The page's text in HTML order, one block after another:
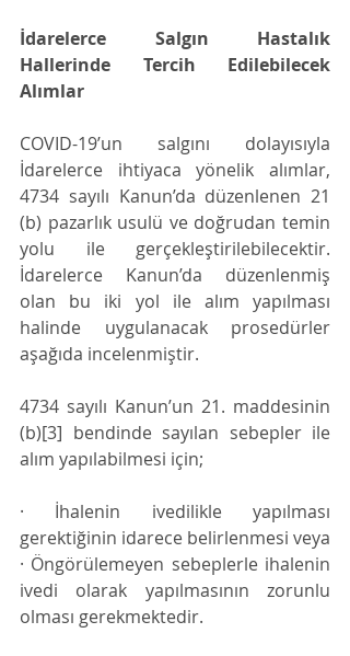
İdarelerce Salgın Hastalık
Hallerinde Tercih Edilebilecek
Alımlar
COVID-19’un salgını dolayısıyla
İdarelerce ihtiyaca yönelik alımlar,
4734 sayılı Kanun’da düzenlenen 21
(b) pazarlık usulü ve doğrudan temin
yolu ile gerçekleştirilebilecektir.
İdarelerce Kanun’da düzenlenmiş
olan bu iki yol ile alım yapılması
halinde uygulanacak prosedürler
aşağıda incelenmiştir.
4734 sayılı Kanun’un 21. maddesinin
(b)[3] bendinde sayılan sebepler ile
alım yapılabilmesi için;
· İhalenin ivedilikle yapılması
gerektiğinin idarece belirlenmesi veya
· Öngörülemeyen sebeplerle ihalenin
ivedi olarak yapılmasının zorunlu
olması gerekmektedir.